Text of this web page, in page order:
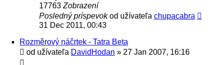
17763 Zobrazení
Posledný príspevokod užívateľa chupacabra
31 Dec 2011, 00:43
Rozměrový náčrtek - Tatra Beta
od užívateľa DavidHodan » 27 Jan 2007, 16:16